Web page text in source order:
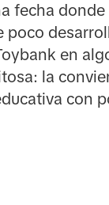
fecha
poco
en
la
con